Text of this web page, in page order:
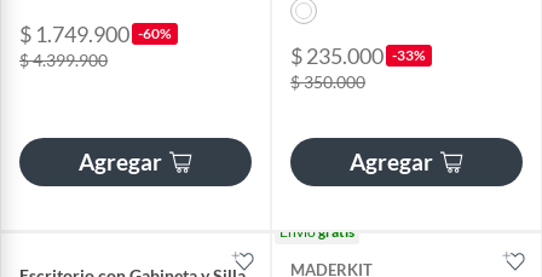
$ 1.749.900 -60%
$ 4.399.900
Agregar
$ 235.000 -33%
$ 350.000
Agregar
Envíogratis
MADERKIT